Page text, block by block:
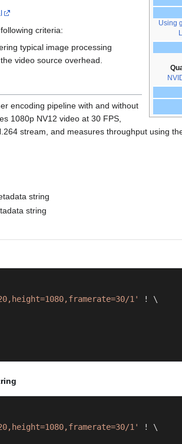
Using
criteria:
typical image processing
video source overhead.
encoding pipeline with and without
1080p NV12 video at 30 FPS,
stream, and measures throughput using
string
string
1'
! \
1'
! \